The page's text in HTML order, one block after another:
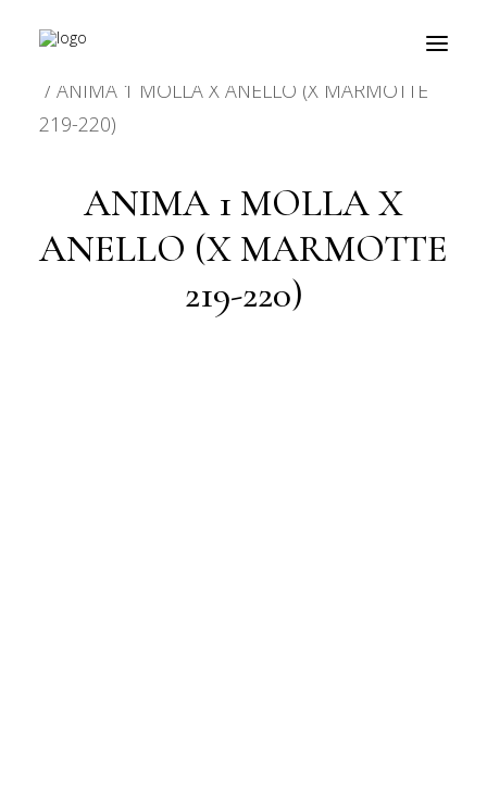
about
personalizzazioni
fiere
ANIMA 1 MOLLA X ANELLO (X MARMOTTE
219-220)
ANIMA 1 MOLLA X
ANELLO (X MARMOTTE
219-220)